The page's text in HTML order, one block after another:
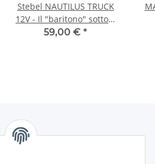
Stebel NAUTILUS TRUCK
12V - Il "baritono" sotto il
corno!
59,00 € *